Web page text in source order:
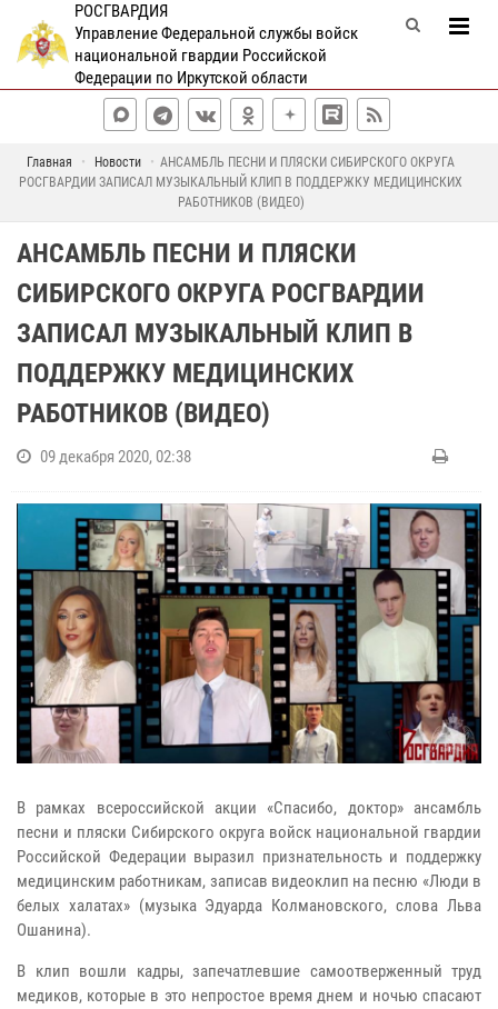
РОСГВАРДИЯ
Управление Федеральной службы войск
национальной гвардии Российской
Федерации по Иркутской области
Главная Новости
АНСАМБЛЬ ПЕСНИ И ПЛЯСКИ СИБИРСКОГО ОКРУГА
РОСГВАРДИИ ЗАПИСАЛ МУЗЫКАЛЬНЫЙ КЛИП В ПОДДЕРЖКУ МЕДИЦИНСКИХ
РАБОТНИКОВ (ВИДЕО)
АНСАМБЛЬ ПЕСНИ И ПЛЯСКИ
СИБИРСКОГО ОКРУГА РОСГВАРДИИ
ЗАПИСАЛ МУЗЫКАЛЬНЫЙ КЛИП В
ПОДДЕРЖКУ МЕДИЦИНСКИХ
РАБОТНИКОВ (ВИДЕО)
09 декабря 2020, 02:38
В рамках всероссийской акции «Спасибо, доктор» ансамбль
песни и пляски Сибирского округа войск национальной гвардии
Российской Федерации выразил признательность и поддержку
медицинским работникам, записав видеоклип на песню «Люди в
белых халатах» (музыка Эдуарда Колмановского, слова Льва
Ошанина).
В клип вошли кадры, запечатлевшие самоотверженный труд
медиков, которые в это непростое время днем и ночью спасают